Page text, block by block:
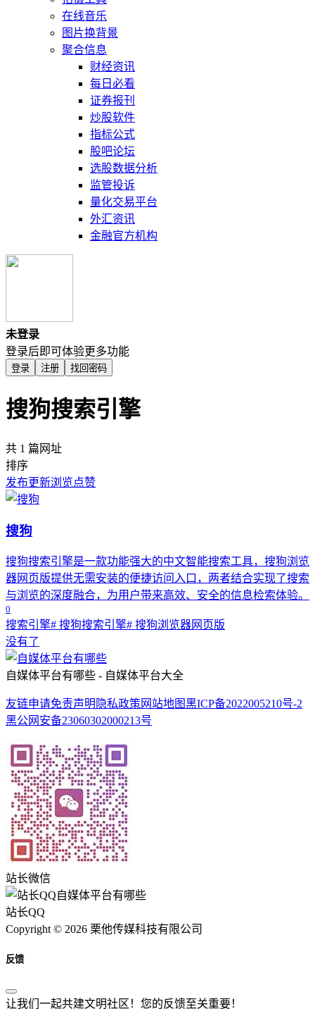
在线音乐
图片换背景
聚合信息
财经资讯
每日必看
证券报刊
炒股软件
指标公式
股吧论坛
选股数据分析
监管投诉
量化交易平台
外汇资讯
金融官方机构
未登录
登录后即可体验更多功能
登录 注册 找回密码
搜狗搜索引擎
共 1 篇网址
排序
发布更新浏览点赞
搜狗
搜狗搜索引擎是一款功能强大的中文智能搜索工具，搜狗浏览
器网页版提供无需安装的便捷访问入口，两者结合实现了搜索
与浏览的深度融合，为用户带来高效、安全的信息检索体验。
0
搜索引擎# 搜狗搜索引擎# 搜狗浏览器网页版
没有了
自媒体平台有哪些 - 自媒体平台大全
友链申请免责声明 隐私政策 网站地图黑ICP备2022005210号-2
黑公网安备23060302000213号
站长微信
站长QQ
Copyright © 2026 栗他传媒科技有限公司
反馈
让我们一起共建文明社区！您的反馈至关重要！